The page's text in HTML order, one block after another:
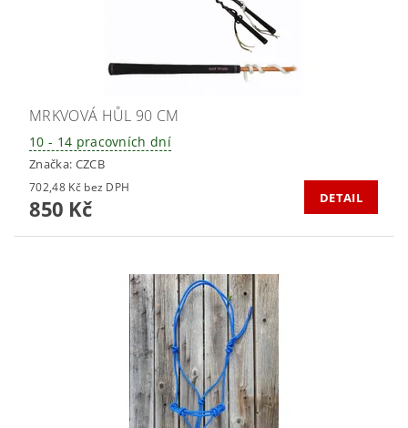
MRKVOVÁ HŮL 90 CM
10 - 14 pracovních dní
Značka: CZCB
702,48 Kč bez DPH
850 Kč DETAIL